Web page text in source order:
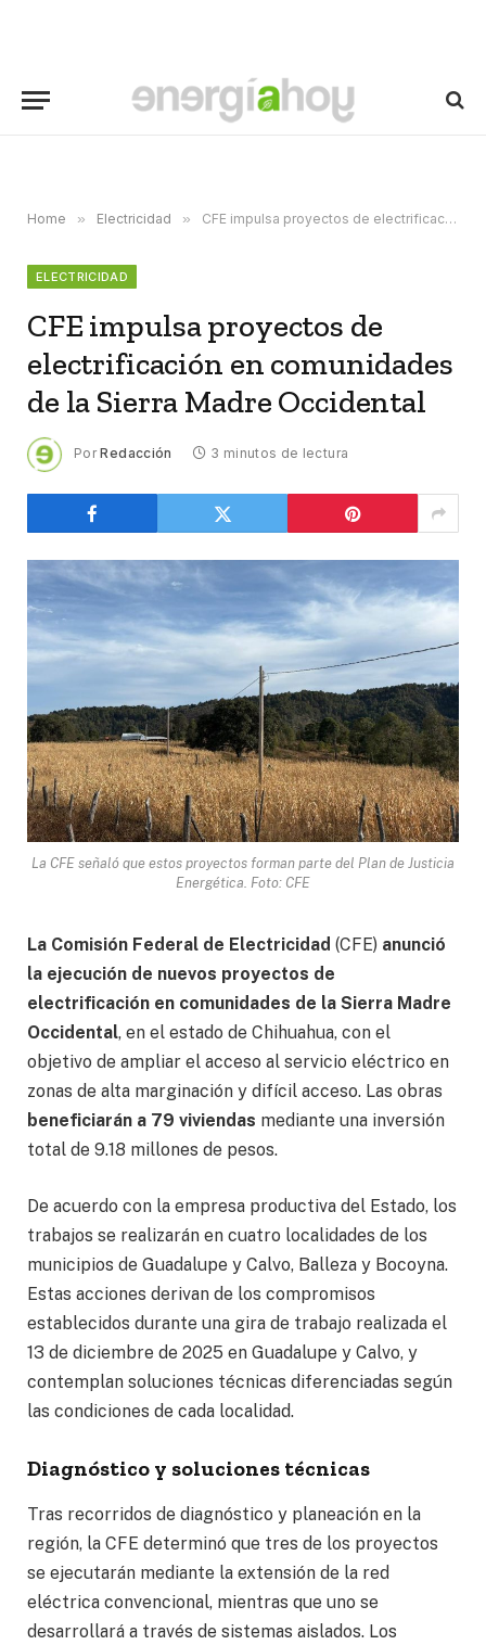
Home » Electricidad » CFE impulsa proyectos de electrificación en comunidades de la Sierra Madre Occidental
ELECTRICIDAD
CFE impulsa proyectos de
electrificación en comunidades
de la Sierra Madre Occidental
Por Redacción 3 minutos de lectura
La CFE señaló que estos proyectos forman parte del Plan de Justicia
Energética. Foto: CFE
La Comisión Federal de Electricidad (CFE) anunció
la ejecución de nuevos proyectos de
electrificación en comunidades de la Sierra Madre
Occidental, en el estado de Chihuahua, con el
objetivo de ampliar el acceso al servicio eléctrico en
zonas de alta marginación y difícil acceso. Las obras
beneficiarán a 79 viviendas mediante una inversión
total de 9.18 millones de pesos.
De acuerdo con la empresa productiva del Estado, los
trabajos se realizarán en cuatro localidades de los
municipios de Guadalupe y Calvo, Balleza y Bocoyna.
Estas acciones derivan de los compromisos
establecidos durante una gira de trabajo realizada el
13 de diciembre de 2025 en Guadalupe y Calvo, y
contemplan soluciones técnicas diferenciadas según
las condiciones de cada localidad.
Diagnóstico y soluciones técnicas
Tras recorridos de diagnóstico y planeación en la
región, la CFE determinó que tres de los proyectos
se ejecutarán mediante la extensión de la red
eléctrica convencional, mientras que uno se
desarrollará a través de sistemas aislados. Los